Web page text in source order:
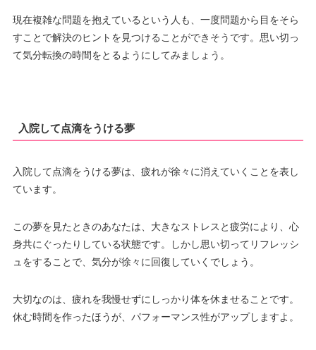
現在複雑な問題を抱えているという人も、一度問題から目をそら
すことで解決のヒントを見つけることができそうです。思い切っ
て気分転換の時間をとるようにしてみましょう。
入院して点滴をうける夢
入院して点滴をうける夢は、疲れが徐々に消えていくことを表し
ています。
この夢を見たときのあなたは、大きなストレスと疲労により、心
身共にぐったりしている状態です。しかし思い切ってリフレッシ
ュをすることで、気分が徐々に回復していくでしょう。
大切なのは、疲れを我慢せずにしっかり体を休ませることです。
休む時間を作ったほうが、パフォーマンス性がアップしますよ。